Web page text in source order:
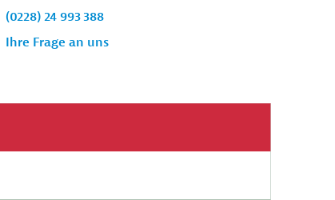
(0228) 24 993 388
Ihre Frage an uns